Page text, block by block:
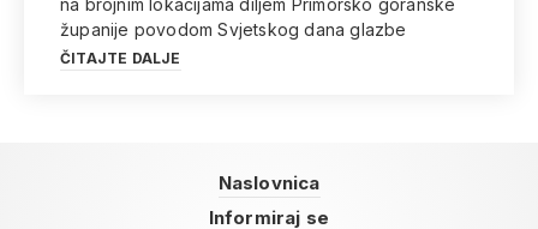
na brojnim lokacijama diljem Primorsko goranske
županije povodom Svjetskog dana glazbe
ČITAJTE DALJE
Naslovnica
Informiraj se